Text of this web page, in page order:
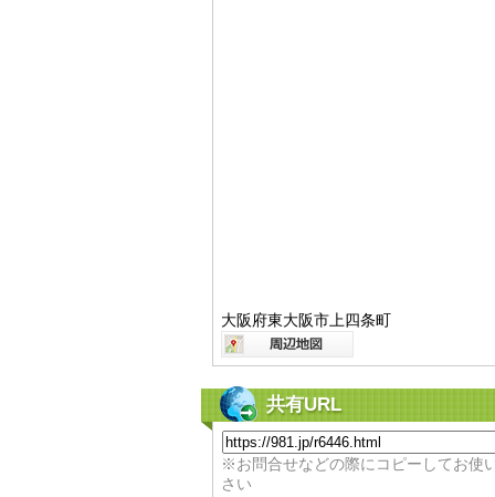
大阪府東大阪市上四条町
共有URL
※お問合せなどの際にコピーしてお使
さい